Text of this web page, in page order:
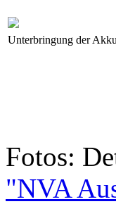
Unterbringung der
Fotos:
"NVA